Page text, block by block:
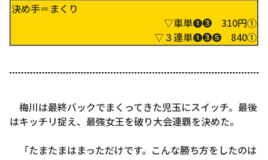
決め手＝まくり
▽車単❶❸ 310円①
▽３連単❶❸❺ 840①
梅川は最終バックでまくってきた児玉にスイッチ。最後
はキッチリ捉え、最強女王を破り大会連覇を決めた。
「たまたまはまっただけです。こんな勝ち方をしたのは